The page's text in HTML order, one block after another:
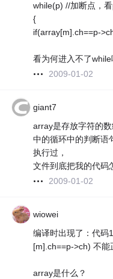
while(p) //加断点，
{
if(array[m].ch==p-
看为何进入不了while
2009-01-02
giant7
array是存放字符的
中的循环中的判断语
执行过，
文件到底把我的代码
2009-01-02
wiowei
编译时出现了：代码
[m].ch==p->ch) 不能
array是什么？